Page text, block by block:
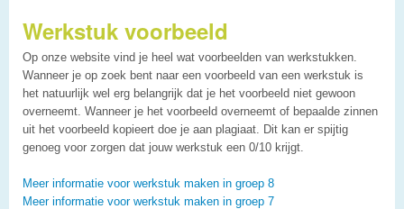
Werkstuk voorbeeld
Op onze website vind je heel wat voorbeelden van werkstukken.
Wanneer je op zoek bent naar een voorbeeld van een werkstuk is
het natuurlijk wel erg belangrijk dat je het voorbeeld niet gewoon
overneemt. Wanneer je het voorbeeld overneemt of bepaalde zinnen
uit het voorbeeld kopieert doe je aan plagiaat. Dit kan er spijtig
genoeg voor zorgen dat jouw werkstuk een 0/10 krijgt.
Meer informatie voor werkstuk maken in groep 8
Meer informatie voor werkstuk maken in groep 7